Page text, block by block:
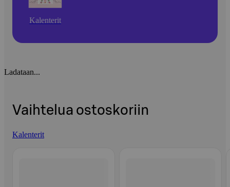
Kalenterit
Ladataan...
Vaihtelua ostoskoriin
Kalenterit